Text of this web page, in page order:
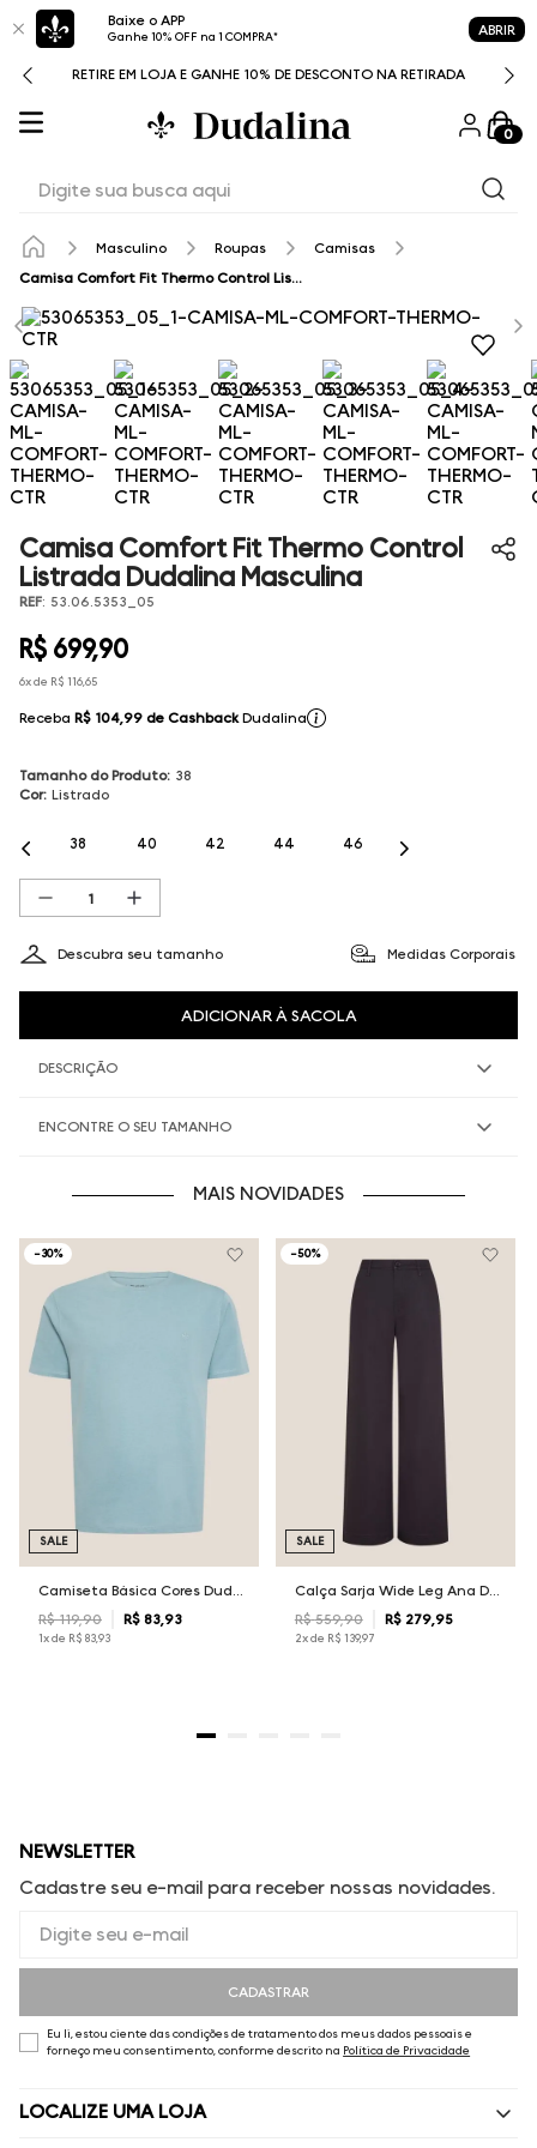
Baixe o APP
Ganhe 10% OFF na 1 COMPRA* ABRIR
RETIRE EM LOJA E GANHE 10% DE DESCONTO NA RETIRADA
0
Masculino Roupas
Camisas
Camisa Comfort Fit Thermo Control Listrada Dudalina Masculina
Camisa Comfort Fit Thermo Control
Listrada Dudalina Masculina
REF: 53.06.5353_05
R$ 699,90
6x de R$ 116,65
Receba R$ 104,99 de Cashback Dudalina
Tamanho do Produto: 38
Cor: Listrado
38 40 42 44 46
Descubra seu tamanho Medidas Corporais
ADICIONAR À SACOLA
DESCRIÇÃO
ENCONTRE O SEU TAMANHO
MAIS NOVIDADES
-30%
R$ 119,90 R$ 83, 93
1x de R$ 83,93
SALE
-50%
Calça Sarja Wide Leg Ana Dudalina Feminina
R$ 559,90 R$ 279, 95
2x de R$ 139,97
SALE
NEWSLETTER
Cadastre seu e-mail para receber nossas novidades.
CADASTRAR
Eu li, estou ciente das condições de tratamento dos meus dados pessoais e
forneço meu consentimento, conforme descrito na Política de Privacidade
LOCALIZE UMA LOJA